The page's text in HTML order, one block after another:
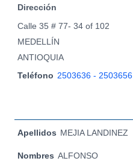
Dirección
Calle 35 # 77- 34 of 102
MEDELLÍN
ANTIOQUIA
Teléfono 2503636 - 2503656
Apellidos MEJIA LANDINEZ
Nombres ALFONSO